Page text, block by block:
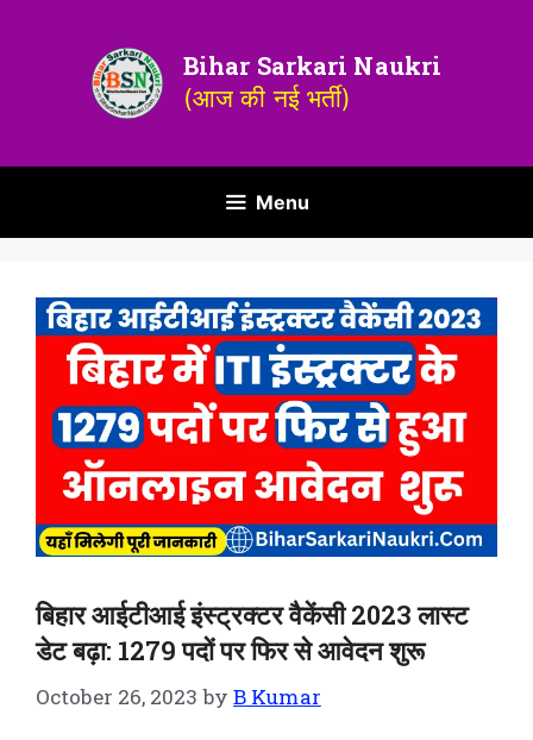
Bihar Sarkari Naukri
(आज की नई भर्ती)
Menu
बिहार आईटीआई इंस्ट्रक्टर वैकेंसी 2023 लास्ट
डेट बढ़ा: 1279 पदों पर फिर से आवेदन शुरू
October 26, 2023 byB Kumar